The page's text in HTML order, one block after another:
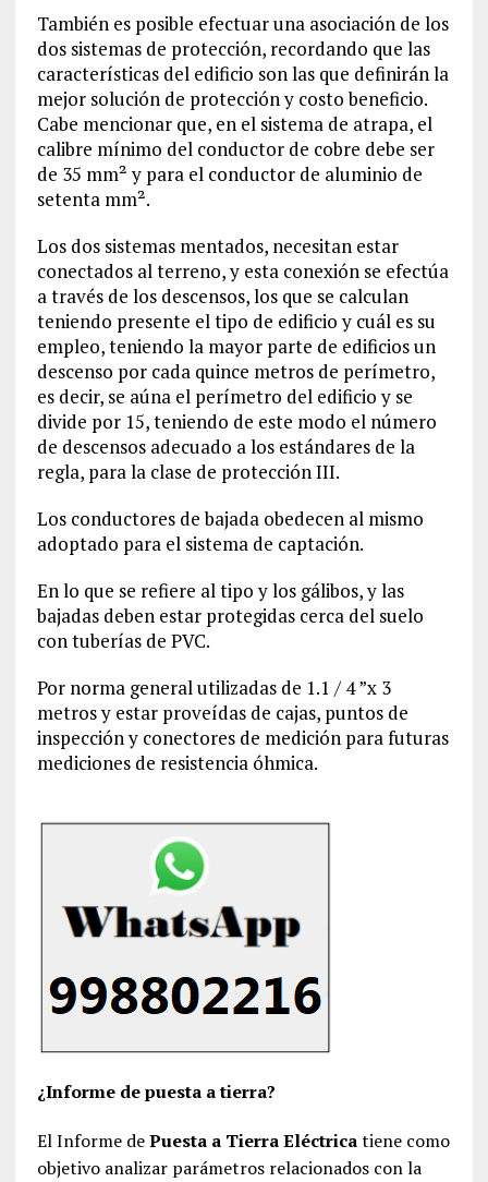
También es posible efectuar una asociación de los
dos sistemas de protección, recordando que las
características del edificio son las que definirán la
mejor solución de protección y costo beneficio.
Cabe mencionar que, en el sistema de atrapa, el
calibre mínimo del conductor de cobre debe ser
de 35 mm² y para el conductor de aluminio de
setenta mm².
Los dos sistemas mentados, necesitan estar
conectados al terreno, y esta conexión se efectúa
a través de los descensos, los que se calculan
teniendo presente el tipo de edificio y cuál es su
empleo, teniendo la mayor parte de edificios un
descenso por cada quince metros de perímetro,
es decir, se aúna el perímetro del edificio y se
divide por 15, teniendo de este modo el número
de descensos adecuado a los estándares de la
regla, para la clase de protección III.
Los conductores de bajada obedecen al mismo
adoptado para el sistema de captación.
En lo que se refiere al tipo y los gálibos, y las
bajadas deben estar protegidas cerca del suelo
con tuberías de PVC.
Por norma general utilizadas de 1.1 / 4 ”x 3
metros y estar proveídas de cajas, puntos de
inspección y conectores de medición para futuras
mediciones de resistencia óhmica.
¿Informe de puesta a tierra?
El Informe dePuesta a Tierra Eléctricatiene como
objetivo analizar parámetros relacionados con la